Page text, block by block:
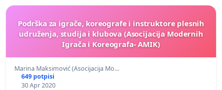
Podrška za igrače, koreografe i instruktore plesnih
udruženja, studija i klubova (Asocijacija Modernih
Igrača i Koreografa- AMIK)
Marina Maksimović (Asocijacija Mo…
649 potpisi
30 Apr 2020